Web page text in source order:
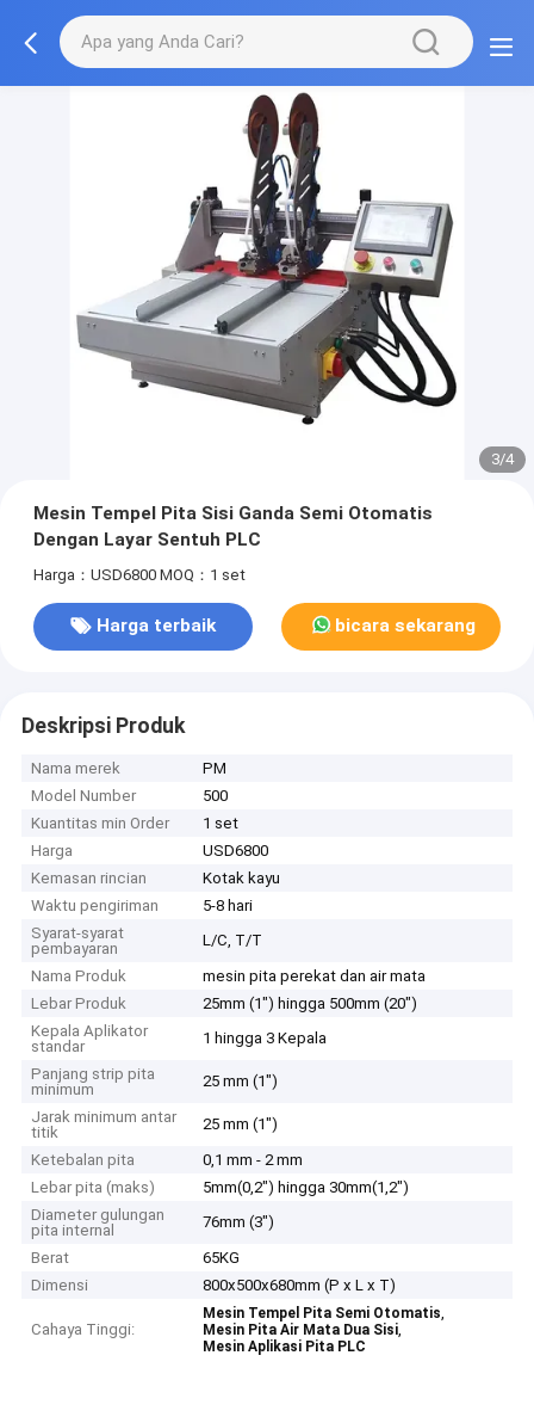
3/4
Mesin Tempel Pita Sisi Ganda Semi Otomatis
Dengan Layar Sentuh PLC
Harga：USD6800 MOQ：1 set
Harga terbaik bicara sekarang
Deskripsi Produk
Nama merek
PM
Model Number
500
Kuantitas min Order
1 set
Harga
USD6800
Kemasan rincian
Kotak kayu
Waktu pengiriman
5-8 hari
Syarat-syarat
pembayaran
L/C, T/T
Nama Produk
mesin pita perekat dan air mata
Lebar Produk
25mm (1") hingga 500mm (20")
Kepala Aplikator
standar
1 hingga 3 Kepala
Panjang strip pita
minimum
25 mm (1")
Jarak minimum antar
titik
25 mm (1")
Ketebalan pita
0,1 mm - 2 mm
Lebar pita (maks)
5mm(0,2") hingga 30mm(1,2")
Diameter gulungan
pita internal
76mm (3")
Berat
65KG
Dimensi
800x500x680mm (P x L x T)
Cahaya Tinggi:
Mesin Tempel Pita Semi Otomatis,
Mesin Pita Air Mata Dua Sisi,
Mesin Aplikasi Pita PLC